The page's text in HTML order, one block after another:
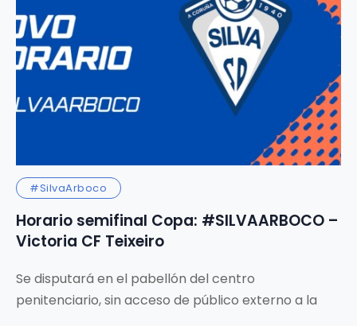
#SilvaArboco
Horario semifinal Copa: #SILVAARBOCO –
Victoria CF Teixeiro
Se disputará en el pabellón del centro
penitenciario, sin acceso de público externo a la